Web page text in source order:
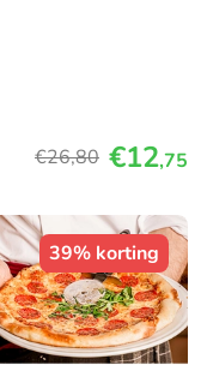
€26,80 €12,75
39% korting